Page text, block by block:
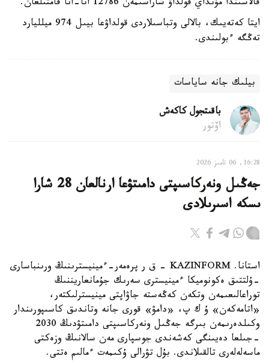
قالاسىندا مۇنداي قولداۋ شاراسىمەن 12786 اتا-انا قامتىلعان.
ايتا كەتەيىك، بالالى وتباسىلاردى قولداۋعا بيىل 974 ميلليارد
تەڭگە ءبولىندى.
بيلىك جانە ساياسات
باقىتجول كاكەش
اۆتور
16:28, 06 تامىز 2026
جەڭىل ونەركاسىپتى دامىتۋعا ارنالعان 28 شارا
ىسكە اسىرىلادى
استانا. KAZINFORM - ق ر پرەمەر-ءمينيسترىنىڭ ورىنباسارى
-ۇلتتىق ەكونوميكا ءمينيسترى سەرىك جۇمانعاريننىڭ
توراعالىعىمەن وتكەن كەڭەستە جاۋاپتى مينيسترلىكتەر،
«اتامەكەن» ۇ ك پ، «دامۋ» قورى جانە وتاندىق كاسىپورىندار
وكىلدەرىمەن بىرگە جەڭىل ونەركاسىپتى دامىتۋدىڭ 2030
-جىلعا دەيىنگى كەشەندى جوسپارى مەن سالانىڭ وزەكتى
ماسەلەلەرى تالقىلاندى. بۇل تۋرالى ۇكىمەت ءمالىم ەتتى.